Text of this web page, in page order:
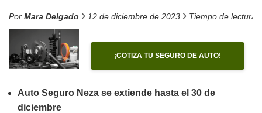
Por Mara Delgado › 12 de diciembre de 2023 › Tiempo de lectura
¡COTIZA TU SEGURO DE AUTO!
Auto Seguro Neza se extiende hasta el 30 de
diciembre